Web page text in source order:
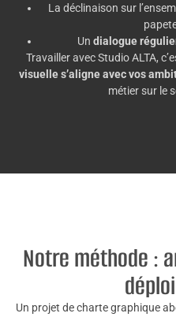
La déclinaison sur
Un dialogue
Travailler avec Studio ALTA,
visuelle s’aligne avec vos
métier sur le
Notre méthode :
Un projet de charte graphique